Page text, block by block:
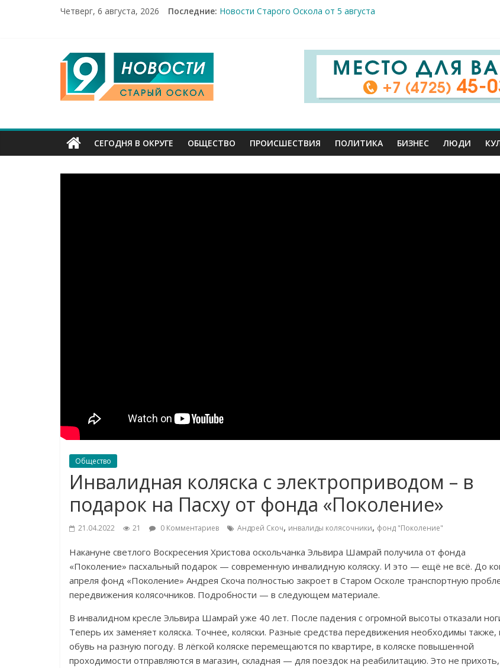
Четверг, 6 августа, 2026 Последние: Новости Старого Оскола от 5 августа
Александр Шуваев доложил Владимиру Путину о текущей работе
От учебников к реальным пациентам: студенты-медики из разных
9
Канал
Старый
Оскол
СЕГОДНЯ В ОКРУГЕ ОБЩЕСТВО ПРОИСШЕСТВИЯ ПОЛИТИКА БИЗНЕС ЛЮДИ
Общество
Инвалидная коляска с электроприводом – в
подарок на Пасху от фонда «Поколение»
21.04.2022 21 0 Комментариев Андрей Скоч, инвалиды колясочники, фонд "Поколение"
Накануне светлого Воскресения Христова оскольчанка Эльвира Шамрай получила от фонда
«Поколение» пасхальный подарок — современную инвалидную коляску. И это — ещё не всё. До
апреля фонд «Поколение» Андрея Скоча полностью закроет в Старом Осколе транспортную
передвижения колясочников. Подробности — в следующем материале.
В инвалидном кресле Эльвира Шамрай уже 40 лет. После падения с огромной высоты отказали
Теперь их заменяет коляска. Точнее, коляски. Разные средства передвижения необходимы также,
обувь на разную погоду. В лёгкой коляске перемещаются по квартире, в коляске повышенной
проходимости отправляются в магазин, складная — для поездок на реабилитацию. Это не